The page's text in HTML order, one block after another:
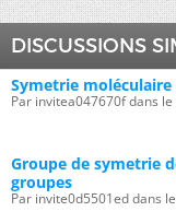
DISCUSSIONS
Symetrie
Par invitea047670f dans
Groupe de symetrie
groupes
Par invite0d5501ed dans